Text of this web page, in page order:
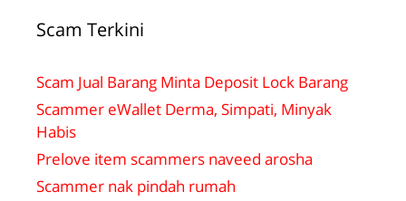
Scam Terkini
Scam Jual Barang Minta Deposit Lock Barang
Scammer eWallet Derma, Simpati, Minyak
Habis
Prelove item scammers naveed arosha
Scammer nak pindah rumah